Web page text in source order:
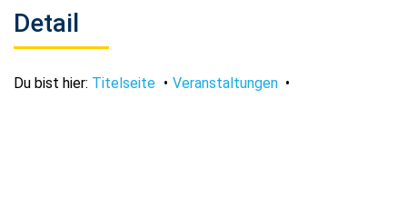
Detail
Du bist hier: Titelseite Veranstaltungen